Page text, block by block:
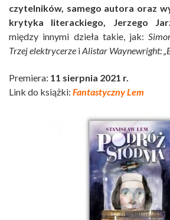
czytelników, samego autora oraz
krytyka literackiego, Jerzego
między innymi dzieła takie, jak:
Trzej elektrycerze iAlistar Waynewright:
Premiera: 11 sierpnia 2021 r.
Link do książki: Fantastyczny Lem